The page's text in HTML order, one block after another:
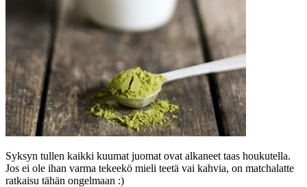
Syksyn tullen kaikki kuumat juomat ovat alkaneet taas houkutella.
Jos ei ole ihan varma tekeekö mieli teetä vai kahvia, on matchalatte
ratkaisu tähän ongelmaan :)